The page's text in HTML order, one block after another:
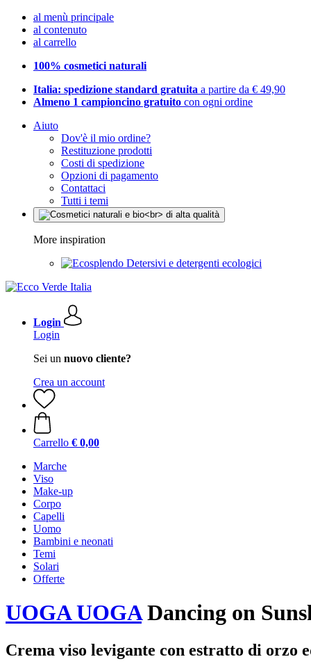
al menù principale
al contenuto
al carrello
100% cosmetici naturali
Italia: spedizione standard gratuita a partire da € 49,90
Almeno 1 campioncino gratuito con ogni ordine
Aiuto
Dov'è il mio ordine?
Restituzione prodotti
Costi di spedizione
Opzioni di pagamento
Contattaci
Tutti i temi
More inspiration
Detersivi e detergenti ecologici
Login
Login
Sei un nuovo cliente?
Crea un account
Carrello € 0,00
Marche
Viso
Make-up
Corpo
Capelli
Uomo
Bambini e neonati
Temi
Solari
Offerte
UOGA UOGADancing on
Crema viso levigante con estratto di orzo